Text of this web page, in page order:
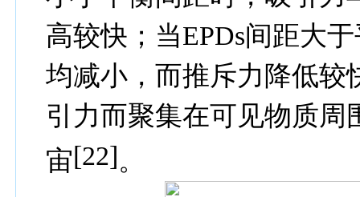
高较快；当EPDs间距大
均减小，而推斥力降低较
引力而聚集在可见物质周
宙[22]。